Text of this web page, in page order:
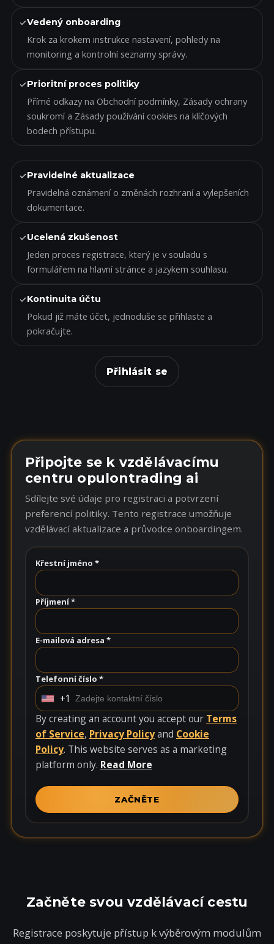
✓Vedený onboarding
Krok za krokem instrukce nastavení, pohledy na
monitoring a kontrolní seznamy správy.
✓Prioritní proces politiky
Přímé odkazy na Obchodní podmínky, Zásady ochrany
soukromí a Zásady používání cookies na klíčových
bodech přístupu.
✓Pravidelné aktualizace
Pravidelná oznámení o změnách rozhraní a vylepšeních
dokumentace.
✓Ucelená zkušenost
Jeden proces registrace, který je v souladu s
formulářem na hlavní stránce a jazykem souhlasu.
✓Kontinuita účtu
Pokud již máte účet, jednoduše se přihlaste a
pokračujte.
Přihlásit se
Připojte se k vzdělávacímu
centru opulontrading ai
Sdílejte své údaje pro registraci a potvrzení
preferencí politiky. Tento registrace umožňuje
vzdělávací aktualizace a průvodce onboardingem.
Křestní jméno *
Příjmení *
E-mailová adresa *
Telefonní číslo *
U
n
i
t
e
t
a
t
1
+1
By creating an account you accept our Terms
of Service, Privacy Policyand Cookie
Policy. This website serves as a marketing
platform only. Read More
ZAČNĚTE
Začněte svou vzdělávací cestu
Registrace poskytuje přístup k výběrovým modulům